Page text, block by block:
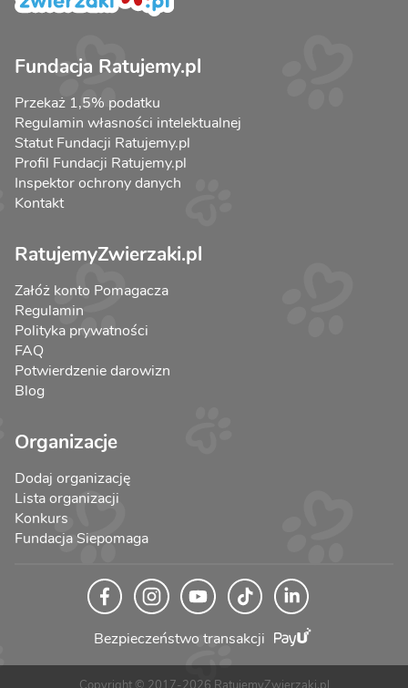
Fundacja Ratujemy.pl
Przekaż 1,5% podatku
Regulamin własności intelektualnej
Statut Fundacji Ratujemy.pl
Profil Fundacji Ratujemy.pl
Inspektor ochrony danych
Kontakt
RatujemyZwierzaki.pl
Załóż konto Pomagacza
Regulamin
Polityka prywatności
FAQ
Potwierdzenie darowizn
Blog
Organizacje
Dodaj organizację
Lista organizacji
Konkurs
Fundacja Siepomaga
Bezpieczeństwo transakcji